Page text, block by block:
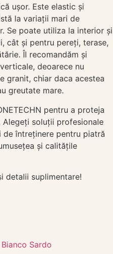
ușor. Este elastic și
la variații mari de
Se poate utiliza la interior și
cât și pentru pereți, terase,
Îl recomandăm și
deoarece nu
granit, chiar daca acestea
greutate mare.
pentru a proteja
soluții profesionale
de întreținere pentru piatră
și calitățile
detalii suplimentare!